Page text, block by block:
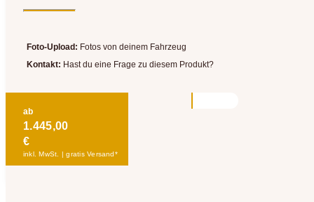
Foto-Upload: Fotos von deinem Fahrzeug
Kontakt: Hast du eine Frage zu diesem Produkt?
ab
1.445,00
€
inkl. MwSt. | gratis Versand*